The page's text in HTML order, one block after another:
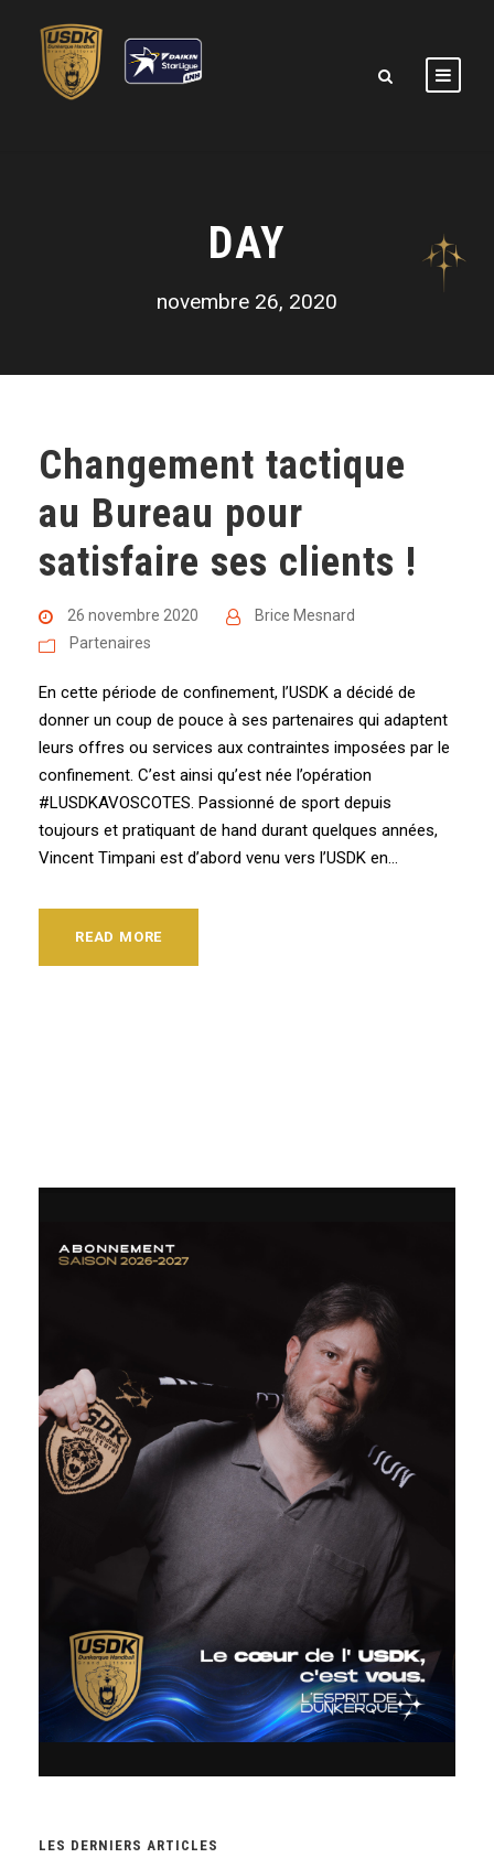
DAY
novembre 26, 2020
Changement tactique
au Bureau pour
satisfaire ses clients !
26 novembre 2020
Brice Mesnard
Partenaires
En cette période de confinement, l’USDK a décidé de
donner un coup de pouce à ses partenaires qui adaptent
leurs offres ou services aux contraintes imposées par le
confinement. C’est ainsi qu’est née l’opération
#LUSDKAVOSCOTES. Passionné de sport depuis
toujours et pratiquant de hand durant quelques années,
Vincent Timpani est d’abord venu vers l’USDK en...
READ MORE
LES DERNIERS ARTICLES